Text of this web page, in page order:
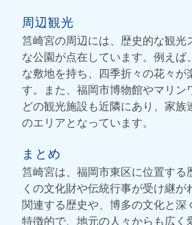
周辺観光
筥崎宮の周辺には、歴史的な観光
な公園が点在しています。例えば
な敷地を持ち、四季折々の花々が
す。また、福岡市博物館やマリン
どの観光施設も近隣にあり、家族
のエリアとなっています。
まとめ
筥崎宮は、福岡市東区に位置する
くの文化財や伝統行事が受け継
関連する歴史や、博多の文化と深
特徴的で、地元の人々からも広く